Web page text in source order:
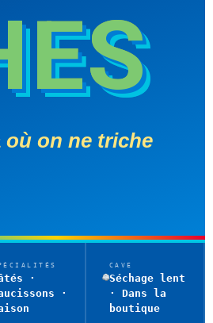
on ne triche
·
·
CAVE
Séchage lent
· Dans la
boutique